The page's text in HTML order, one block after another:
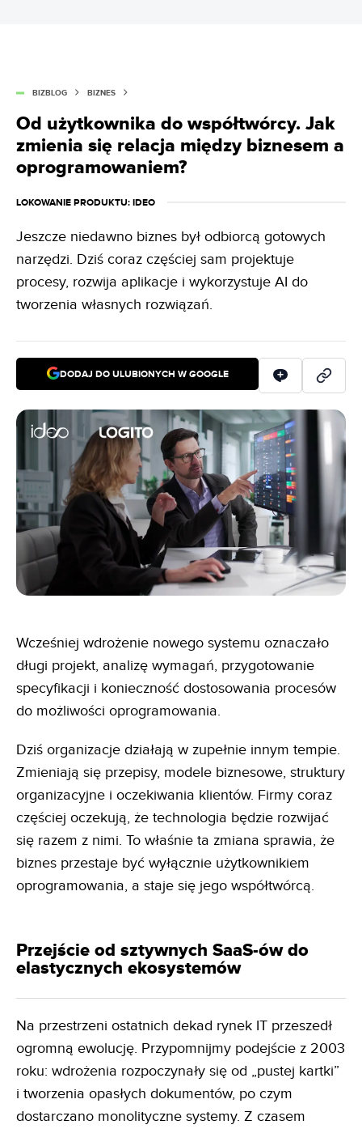
BIZBLOG BIZNES
Od użytkownika do współtwórcy. Jak
zmienia się relacja między biznesem a
oprogramowaniem?
LOKOWANIE PRODUKTU: IDEO
Jeszcze niedawno biznes był odbiorcą gotowych
narzędzi. Dziś coraz częściej sam projektuje
procesy, rozwija aplikacje i wykorzystuje AI do
tworzenia własnych rozwiązań.
DODAJ DO ULUBIONYCH W GOOGLE
Wcześniej wdrożenie nowego systemu oznaczało
długi projekt, analizę wymagań, przygotowanie
specyfikacji i konieczność dostosowania procesów
do możliwości oprogramowania.
Dziś organizacje działają w zupełnie innym tempie.
Zmieniają się przepisy, modele biznesowe, struktury
organizacyjne i oczekiwania klientów. Firmy coraz
częściej oczekują, że technologia będzie rozwijać
się razem z nimi. To właśnie ta zmiana sprawia, że
biznes przestaje być wyłącznie użytkownikiem
oprogramowania, a staje się jego współtwórcą.
Przejście od sztywnych SaaS-ów do
elastycznych ekosystemów
Na przestrzeni ostatnich dekad rynek IT przeszedł
ogromną ewolucję. Przypomnijmy podejście z 2003
roku: wdrożenia rozpoczynały się od „pustej kartki”
i tworzenia opasłych dokumentów, po czym
dostarczano monolityczne systemy. Z czasem